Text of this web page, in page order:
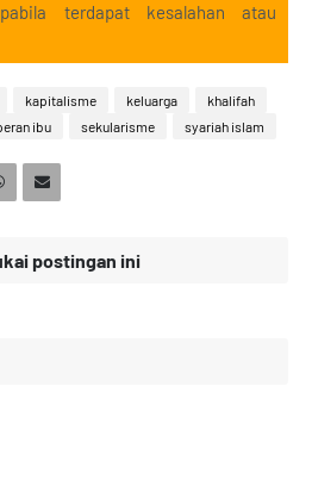
terdapat kesalahan atau
kapitalisme keluarga
khalifah
ibu sekularisme syariah islam
postingan ini